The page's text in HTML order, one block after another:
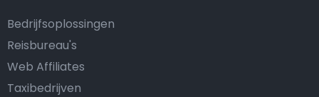
Bedrijfsoplossingen
Reisbureau's
Web Affiliates
Taxibedrijven